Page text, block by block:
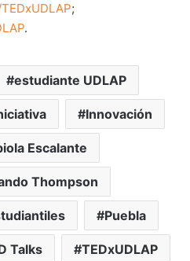
;
.
estudiante UDLAP
Innovación
Escalante
Thompson
Puebla
Talks TEDxUDLAP